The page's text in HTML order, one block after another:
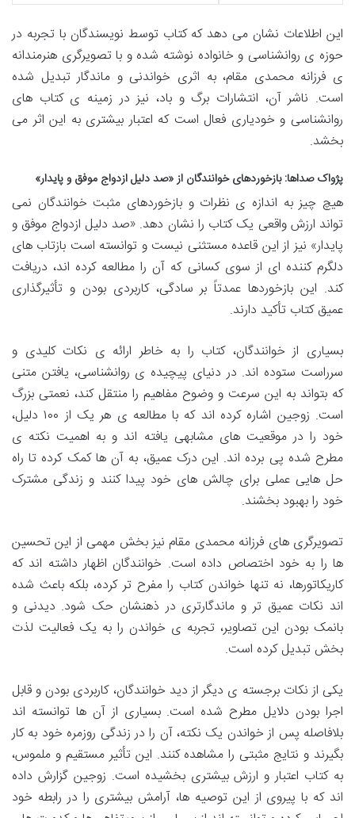
این اطلاعات نشان می دهد که کتاب توسط نویسندگان با تجربه در
حوزه ی روانشناسی و خانواده نوشته شده و با تصویرگری هنرمندانه
ی فرزانه محمدی مقام، به اثری خواندنی و ماندگار تبدیل شده
است. ناشر آن، انتشارات برگ و باد، نیز در زمینه ی کتاب های
روانشناسی و خودیاری فعال است که اعتبار بیشتری به این اثر می
بخشد.
پژواک صداها: بازخوردهای خوانندگان از «صد دلیل ازدواج موفق و پایدار»
هیچ چیز به اندازه ی نظرات و بازخوردهای مثبت خوانندگان نمی
تواند ارزش واقعی یک کتاب را نشان دهد. «صد دلیل ازدواج موفق و
پایدار» نیز از این قاعده مستثنی نیست و توانسته است بازتاب های
دلگرم کننده ای از سوی کسانی که آن را مطالعه کرده اند، دریافت
کند. این بازخوردها عمدتاً بر سادگی، کاربردی بودن و تأثیرگذاری
عمیق کتاب تأکید دارند.
بسیاری از خوانندگان، کتاب را به خاطر ارائه ی نکات کلیدی و
سرراست ستوده اند. در دنیای پیچیده ی روانشناسی، یافتن متنی
که بتواند به این سرعت و وضوح مفاهیم را منتقل کند، نعمتی بزرگ
است. زوجین اشاره کرده اند که با مطالعه ی هر یک از ۱۰۰ دلیل،
خود را در موقعیت های مشابهی یافته اند و به اهمیت نکته ی
مطرح شده پی برده اند. این درک عمیق، به آن ها کمک کرده تا راه
حل هایی عملی برای چالش های خود پیدا کنند و زندگی مشترک
خود را بهبود بخشند.
تصویرگری های فرزانه محمدی مقام نیز بخش مهمی از این تحسین
ها را به خود اختصاص داده است. خوانندگان اظهار داشته اند که
کاریکاتورها، نه تنها خواندن کتاب را مفرح تر کرده، بلکه باعث شده
اند نکات عمیق تر و ماندگارتری در ذهنشان حک شود. دیدنی و
بانمک بودن این تصاویر، تجربه ی خواندن را به یک فعالیت لذت
بخش تبدیل کرده است.
یکی از نکات برجسته ی دیگر از دید خوانندگان، کاربردی بودن و قابل
اجرا بودن دلایل مطرح شده است. بسیاری از آن ها توانسته اند
بلافاصله پس از خواندن یک نکته، آن را در زندگی روزمره خود به کار
بگیرند و نتایج مثبتی را مشاهده کنند. این تأثیر مستقیم و ملموس،
به کتاب اعتبار و ارزش بیشتری بخشیده است. زوجین گزارش داده
اند که با پیروی از این توصیه ها، آرامش بیشتری را در رابطه خود